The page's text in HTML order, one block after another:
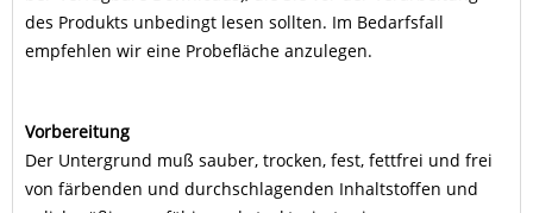
des Produkts unbedingt lesen sollten. Im Bedarfsfall
empfehlen wir eine Probefläche anzulegen.
Vorbereitung
Der Untergrund muß sauber, trocken, fest, fettfrei und frei
von färbenden und durchschlagenden Inhaltstoffen und